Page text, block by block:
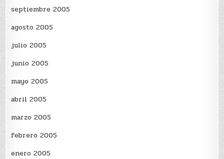
septiembre 2005
agosto 2005
julio 2005
junio 2005
mayo 2005
abril 2005
marzo 2005
febrero 2005
enero 2005